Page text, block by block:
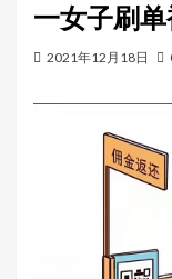
一女子刷
2021年12月18日